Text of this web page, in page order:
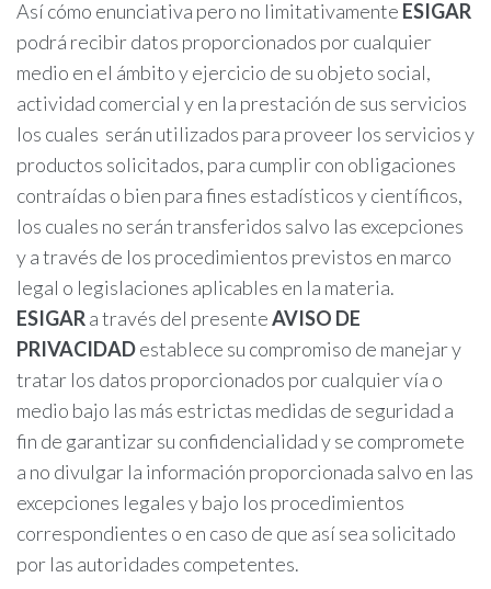
Así cómo enunciativa pero no limitativamente ESIGAR
podrá recibir datos proporcionados por cualquier
medio en el ámbito y ejercicio de su objeto social,
actividad comercial y en la prestación de sus servicios
los cuales serán utilizados para proveer los servicios y
productos solicitados, para cumplir con obligaciones
contraídas o bien para fines estadísticos y científicos,
los cuales no serán transferidos salvo las excepciones
y a través de los procedimientos previstos en marco
legal o legislaciones aplicables en la materia.
ESIGARa través del presenteAVISO DE
PRIVACIDADestablece su compromiso de manejar y
tratar los datos proporcionados por cualquier vía o
medio bajo las más estrictas medidas de seguridad a
fin de garantizar su confidencialidad y se compromete
a no divulgar la información proporcionada salvo en las
excepciones legales y bajo los procedimientos
correspondientes o en caso de que así sea solicitado
por las autoridades competentes.